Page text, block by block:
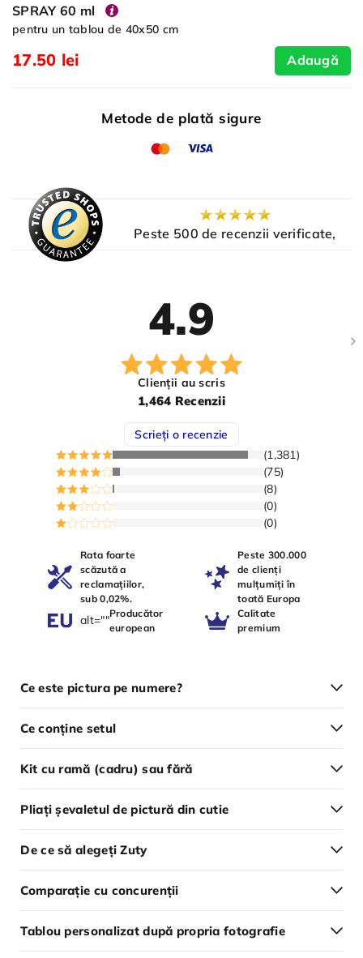
SPRAY 60 ml
pentru un tablou de 40x50 cm
17.50 lei Adaugă
Metode de plată sigure
Peste 500 de recenzii verificate,
4.9
Clienții au scris
1,464 Recenzii
Scrieți o recenzie
(1,381)
(75)
(8)
(0)
(0)
Rata foarte
scăzută a
reclamațiilor,
sub 0,02%.
Peste 300.000
de clienți
mulțumiți în
toată Europa
alt=""Producător
european
Calitate
premium
Ce este pictura pe numere?
Ce conține setul
Kit cu ramă (cadru) sau fără
Pliați șevaletul de pictură din cutie
De ce să alegeți Zuty
Comparație cu concurenții
Tablou personalizat după propria fotografie